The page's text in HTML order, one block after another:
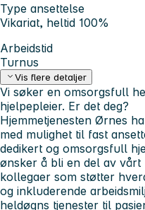
Type ansettelse
Vikariat, heltid 100%
Arbeidstid
Turnus
Vis flere detaljer
Vi søker en omsorgsfull
hjelpepleier. Er det deg?
Hjemmetjenesten Ørnes
med mulighet til fast
dedikert og omsorgsfull
ønsker å bli en del av vårt
kollegaer som støtter
og inkluderende
heldøgns tjenester til